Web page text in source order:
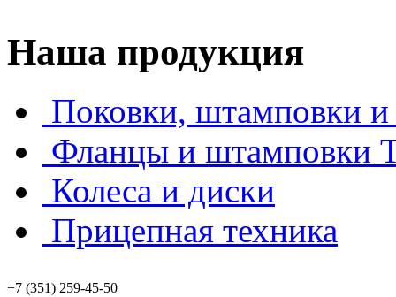
Наша продукция
Поковки, штамповки и
Фланцы и штамповки
Колеса и диски
Прицепная техника
+7 (351) 259-45-50